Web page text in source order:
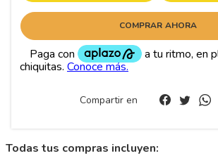
COMPRAR AHORA
Compartir en
Todas tus compras incluyen: